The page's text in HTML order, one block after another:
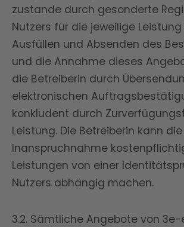
zustande durch gesonderte
Nutzers für die jeweilige
Ausfüllen und Absenden des
und die Annahme dieses
die Betreiberin durch
elektronischen
konkludent durch
Leistung. Die Betreiberin kann die
Inanspruchnahme
Leistungen von einer
Nutzers abhängig machen.
3.2. Sämtliche Angebote von